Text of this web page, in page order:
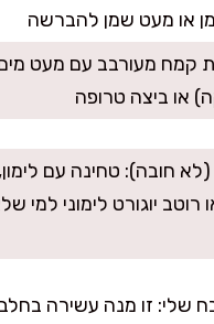
או מעט שמן להברשה
כפות קמח מעורבב עם מעט
או ביצה טרופה
(לא חובה): טחינה עם
רוטב יוגורט לימוני למי
שלי: זו מנה עשירה